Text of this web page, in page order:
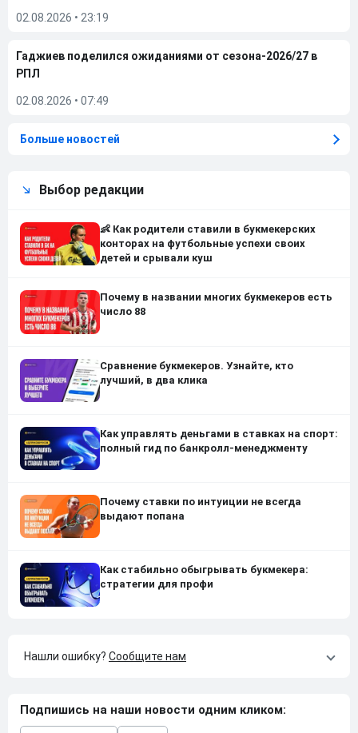
02.08.2026 • 23:19
Гаджиев поделился ожиданиями от сезона-2026/27 в
РПЛ
02.08.2026 • 07:49
Больше новостей
Выбор редакции
👶 Как родители ставили в букмекерских
конторах на футбольные успехи своих
детей и срывали куш
Почему в названии многих букмекеров есть
число 88
Сравнение букмекеров. Узнайте, кто
лучший, в два клика
Как управлять деньгами в ставках на спорт:
полный гид по банкролл-менеджменту
Почему ставки по интуиции не всегда
выдают попана
Как стабильно обыгрывать букмекера:
стратегии для профи
Нашли ошибку? Сообщите нам
Подпишись на наши новости одним кликом: